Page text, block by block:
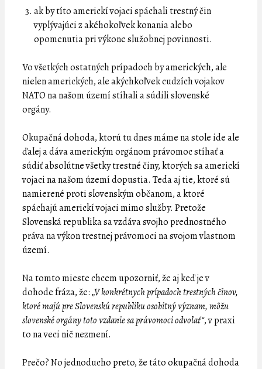
ak by títo americkí vojaci spáchali trestný čin
vyplývajúci z akéhokoľvek konania alebo
opomenutia pri výkone služobnej povinnosti.
Vo všetkých ostatných prípadoch by amerických, ale
nielen amerických, ale akýchkoľvek cudzích vojakov
NATO na našom území stíhali a súdili slovenské
orgány.
Okupačná dohoda, ktorú tu dnes máme na stole ide ale
ďalej a dáva americkým orgánom právomoc stíhať a
súdiť absolútne všetky trestné činy, ktorých sa americkí
vojaci na našom území dopustia. Teda aj tie, ktoré sú
namierené proti slovenským občanom, a ktoré
spáchajú americkí vojaci mimo služby. Pretože
Slovenská republika sa vzdáva svojho prednostného
práva na výkon trestnej právomoci na svojom vlastnom
území.
Na tomto mieste chcem upozorniť, že aj keď je v
dohode fráza, že:„V konkrétnych prípadoch trestných činov,
ktoré majú pre Slovenskú republiku osobitný význam, môžu
slovenské orgány toto vzdanie sa právomoci odvolať“, v praxi
to na veci nič nezmení.
Prečo? No jednoducho preto, že táto okupačná dohoda